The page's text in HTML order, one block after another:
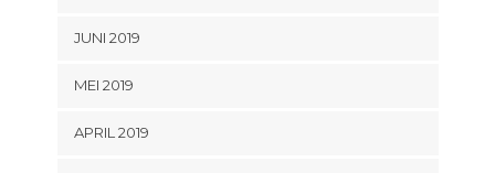
JUNI 2019
MEI 2019
APRIL 2019